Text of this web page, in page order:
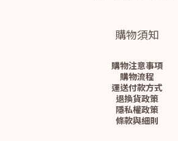
購物須知
購物注意事項
購物流程
運送付款方式
退換貨政策
隱私權政策
條款與細則